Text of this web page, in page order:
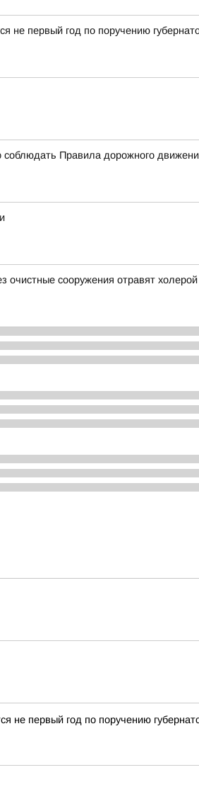
первый год по поручению
соблюдать Правила дорожного
очистные сооружения отравят холерой
первый год по поручению